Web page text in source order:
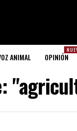
ANIMAL OPINIÓN